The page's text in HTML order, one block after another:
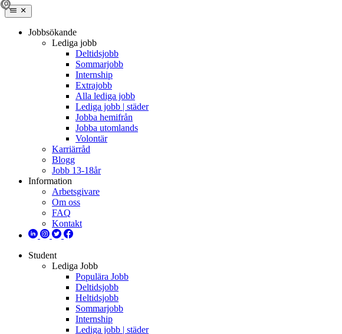
Jobbsökande
Lediga jobb
Deltidsjobb
Sommarjobb
Internship
Extrajobb
Alla lediga jobb
Lediga jobb | städer
Jobba hemifrån
Jobba utomlands
Volontär
Karriärråd
Blogg
Jobb 13-18år
Information
Arbetsgivare
Om oss
FAQ
Kontakt
Student
Lediga Jobb
Populära Jobb
Deltidsjobb
Heltidsjobb
Sommarjobb
Internship
Lediga jobb | städer